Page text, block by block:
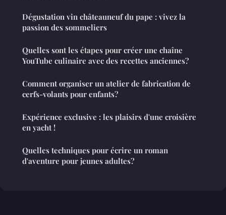
Dégustation vin châteauneuf du pape : vivez la
passion des sommeliers
Quelles sont les étapes pour créer une chaîne
YouTube culinaire avec des recettes anciennes?
Comment organiser un atelier de fabrication de
cerfs-volants pour enfants?
Expérience exclusive : les plaisirs d'une croisière
en yacht !
Quelles techniques pour écrire un roman
d'aventure pour jeunes adultes?